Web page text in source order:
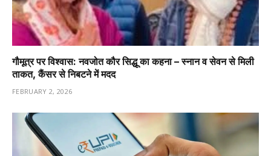
गौमूत्र पर विश्वास: नवजोत कौर सिद्धू का कहना – स्नान व सेवन से मिली
ताकत, कैंसर से निबटने में मदद
FEBRUARY 2, 2026